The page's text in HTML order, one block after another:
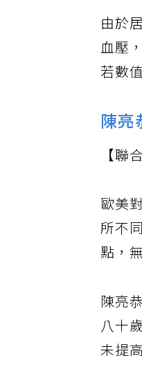
由於
血壓
若數
陳亮
【聯
歐美
所不
點，
陳亮
八十
未提